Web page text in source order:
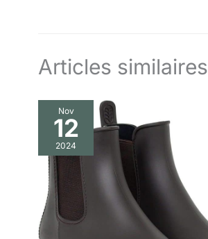
Articles similaires
Nov
12
2024